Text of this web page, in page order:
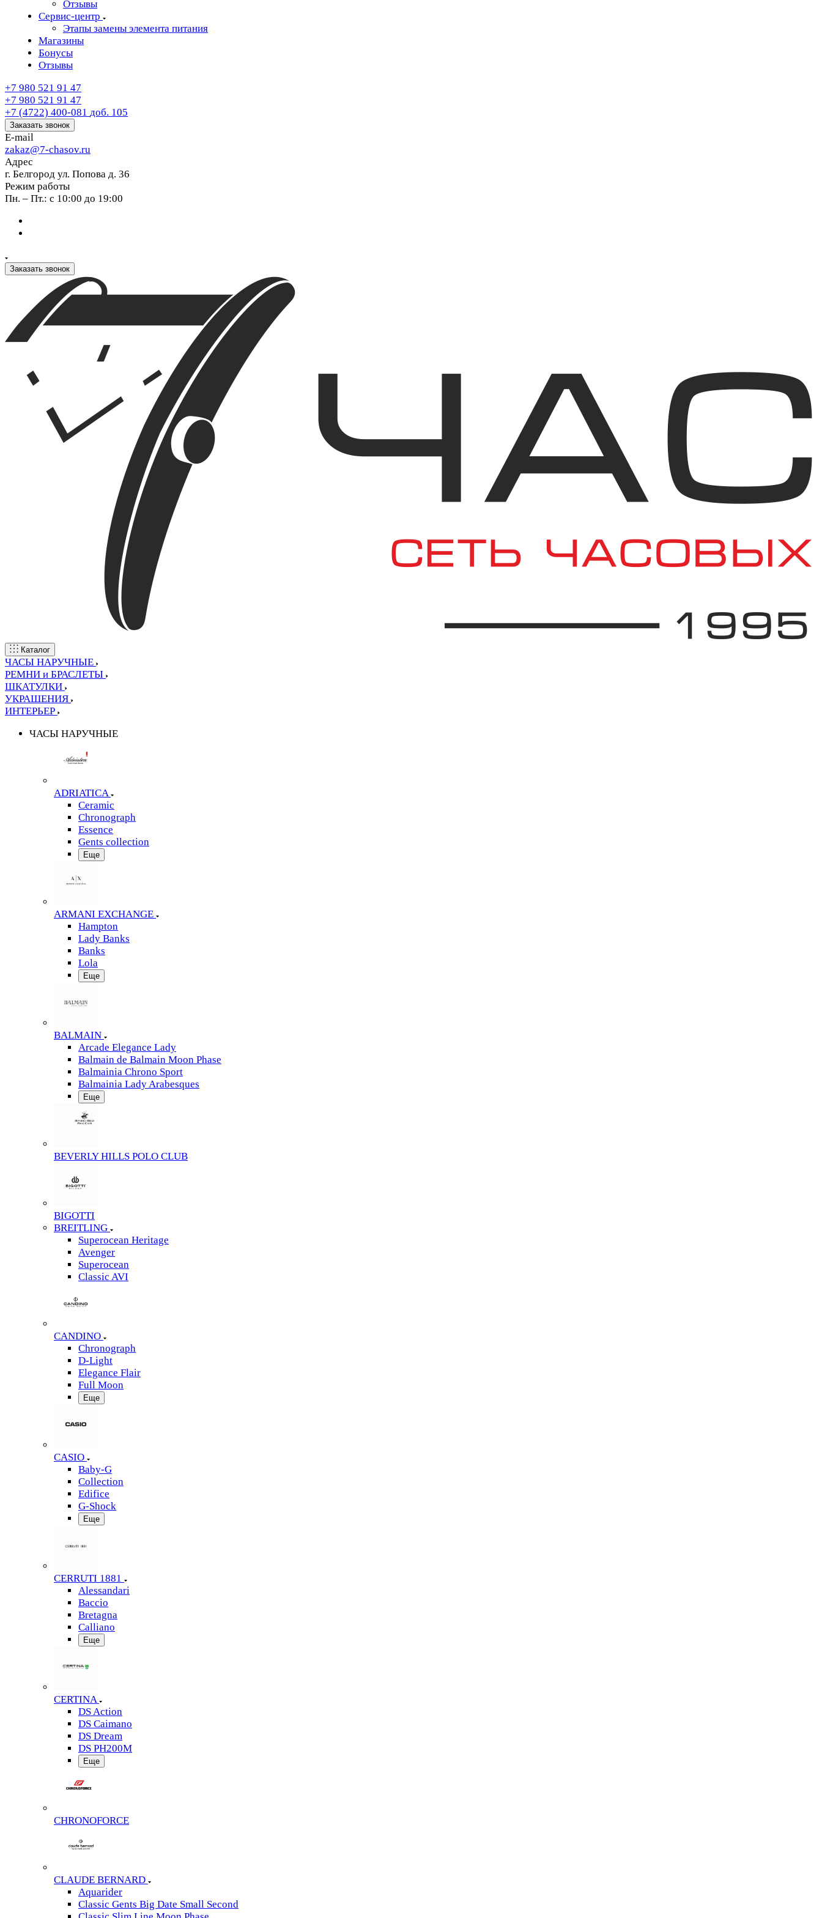
Отзывы
Сервис-центр
Этапы замены элемента питания
Магазины
Бонусы
Отзывы
+7 980 521 91 47
+7 980 521 91 47
+7 (4722) 400-081 доб. 105
Заказать звонок
E-mail
zakaz@7-chasov.ru
Адрес
г. Белгород ул. Попова д. 36
Режим работы
Пн. – Пт.: с 10:00 до 19:00
Заказать звонок
Каталог
ЧАСЫ НАРУЧНЫЕ
РЕМНИ и БРАСЛЕТЫ
ШКАТУЛКИ
УКРАШЕНИЯ
ИНТЕРЬЕР
ЧАСЫ НАРУЧНЫЕ
ADRIATICA
Ceramic
Chronograph
Essence
Gents collection
Еще
ARMANI EXCHANGE
Hampton
Lady Banks
Banks
Lola
Еще
BALMAIN
Arcade Elegance Lady
Balmain de Balmain Moon Phase
Balmainia Chrono Sport
Balmainia Lady Arabesques
Еще
BEVERLY HILLS POLO CLUB
BIGOTTI
BREITLING
Superocean Heritage
Avenger
Superocean
Classic AVI
CANDINO
Chronograph
D-Light
Elegance Flair
Full Moon
Еще
CASIO
Baby-G
Collection
Edifice
G-Shock
Еще
CERRUTI 1881
Alessandari
Baccio
Bretagna
Calliano
Еще
CERTINA
DS Action
DS Caimano
DS Dream
DS PH200M
Еще
CHRONOFORCE
CLAUDE BERNARD
Aquarider
Classic Gents Big Date Small Second